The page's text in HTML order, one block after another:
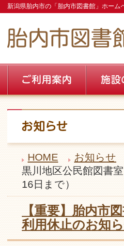
新潟県胎内市の「胎内市図書館」ホーム
HOME お知らせ
黒川地区公民館図書
16日まで）
【重要】胎内市
利用休止のお知